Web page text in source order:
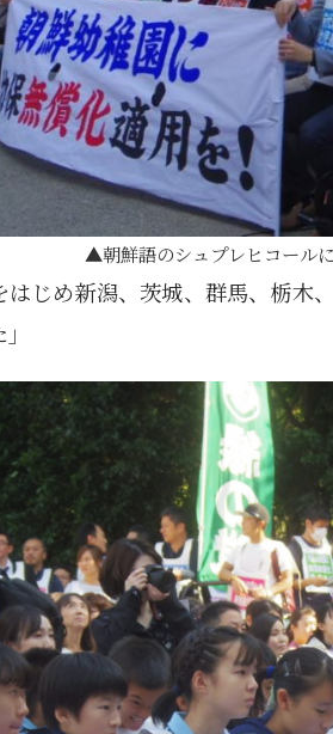
朝鮮語のシュプレヒコール
はじめ新潟、茨城、群馬、栃